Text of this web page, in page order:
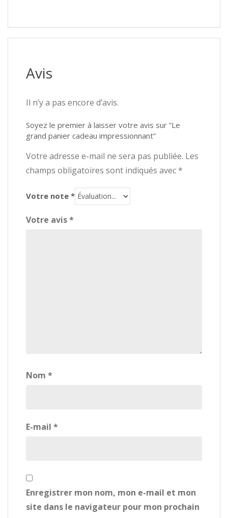
Avis
Il n’y a pas encore d’avis.
Soyez le premier à laisser votre avis sur “Le
grand panier cadeau impressionnant”
Votre adresse e-mail ne sera pas publiée. Les
champs obligatoires sont indiqués avec*
Votre note *
Votre avis*
Nom *
E-mail *
Enregistrer mon nom, mon e-mail et mon
site dans le navigateur pour mon prochain